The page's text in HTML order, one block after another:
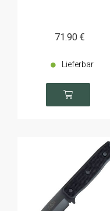
71.90 €
Lieferbar